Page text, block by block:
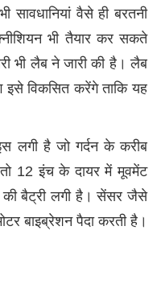
सावधानियां वैसे ही बरतनी
भी तैयार कर सकते
भी लैब ने जारी की है। लैब
इसे विकसित करेंगे ताकि यह
लगी है जो गर्दन के करीब
12 इंच के दायर में मूवमेंट
बैट्री लगी है। सेंसर जैसे
बाइब्रेशन पैदा करती है।